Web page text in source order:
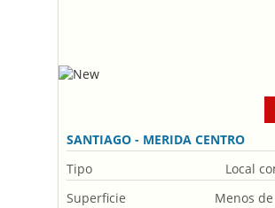
SANTIAGO - MERIDA CENTRO
Tipo
Local
Superficie
Menos